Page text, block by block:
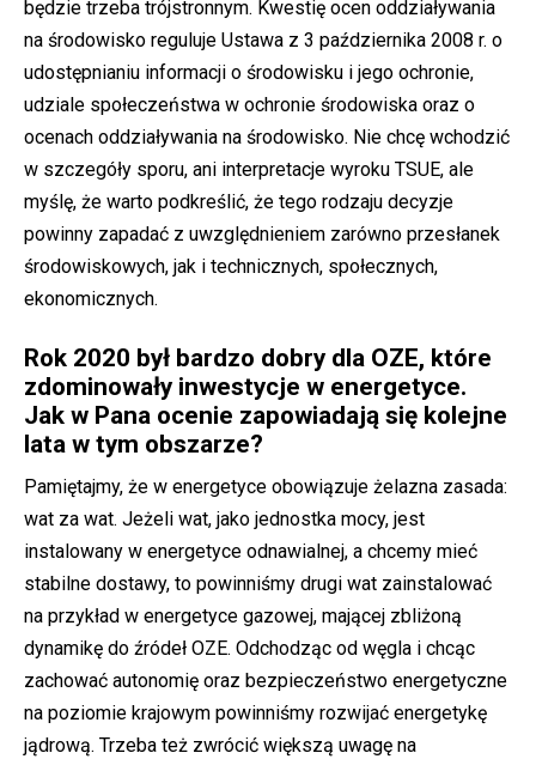
będzie trzeba trójstronnym. Kwestię ocen oddziaływania
na środowisko reguluje Ustawa z 3 października 2008 r. o
udostępnianiu informacji o środowisku i jego ochronie,
udziale społeczeństwa w ochronie środowiska oraz o
ocenach oddziaływania na środowisko. Nie chcę wchodzić
w szczegóły sporu, ani interpretacje wyroku TSUE, ale
myślę, że warto podkreślić, że tego rodzaju decyzje
powinny zapadać z uwzględnieniem zarówno przesłanek
środowiskowych, jak i technicznych, społecznych,
ekonomicznych.
Rok 2020 był bardzo dobry dla OZE, które
zdominowały inwestycje w energetyce.
Jak w Pana ocenie zapowiadają się kolejne
lata w tym obszarze?
Pamiętajmy, że w energetyce obowiązuje żelazna zasada:
wat za wat. Jeżeli wat, jako jednostka mocy, jest
instalowany w energetyce odnawialnej, a chcemy mieć
stabilne dostawy, to powinniśmy drugi wat zainstalować
na przykład w energetyce gazowej, mającej zbliżoną
dynamikę do źródeł OZE. Odchodząc od węgla i chcąc
zachować autonomię oraz bezpieczeństwo energetyczne
na poziomie krajowym powinniśmy rozwijać energetykę
jądrową. Trzeba też zwrócić większą uwagę na